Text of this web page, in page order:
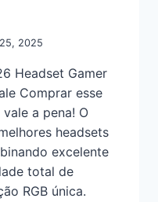
2025
Headset Gamer
Comprar esse
a pena! O
headsets
excelente
total de
RGB única.